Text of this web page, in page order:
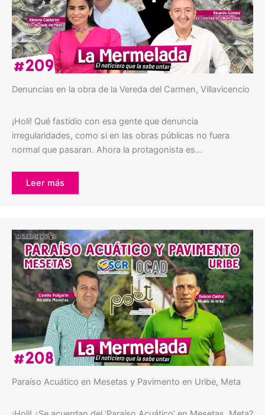
Denuncias en la obra de la Vereda del Carmen, Villavicencio
¡Holi! Qué fastidio con esa gente que denuncia
irregularidades, como si en las obras públicas no fuera
normal que pasaran. Ahora la protagonista es…
Leer más
Paraíso Acuático en Mesetas y Pavimento en Uribe, Meta